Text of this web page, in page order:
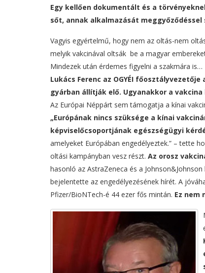
Egy kellően dokumentált és a
sőt, annak alkalmazását meggyőződéssel
Vagyis egyértelmű, hogy nem az oltás-nem
melyik vakcinával oltsák be a magyar
Mindezek után érdemes figyelni a szakmára is…
Lukács Ferenc az OGYÉI
gyárban állítják elő. Ugyanakkor a
Az Európai Néppárt sem támogatja a kínai
„Európának nincs szüksége a kínai
képviselőcsoportjának egészségügyi
amelyeket Európában engedélyeztek.” – tette
oltási kampányban vesz részt. Az orosz
hasonló az AstraZeneca és a
bejelentette az engedélyezésének hírét. A
Pfizer/BioNTech-é 44 ezer fős mintán. Ez nem